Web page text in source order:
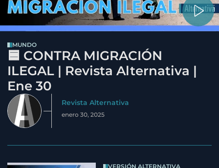
MUNDO
🟦 CONTRA MIGRACIÓN
ILEGAL | Revista Alternativa |
Ene 30
Revista Alternativa
enero 30, 2025
VERSIÓN ALTERNATIVA